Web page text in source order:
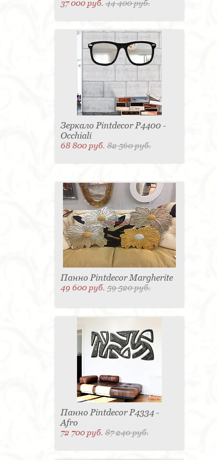
37 000 руб.44 400 руб.
Зеркало Pintdecor P4400 -
Occhiali
68 800 руб.82 560 руб.
Панно Pintdecor Margherite
49 600 руб.59 520 руб.
Панно Pintdecor P4334 -
Afro
72 700 руб.87 240 руб.